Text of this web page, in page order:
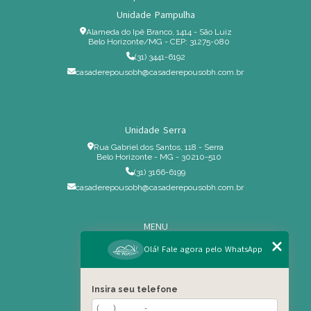
Unidade Pampulha
Alameda do Ipê Branco, 1414 - São Luiz
Belo Horizonte/MG - CEP: 31275-080
(31) 3441-6192
casaderepousobh@casaderepousobh.com.br
Unidade Serra
Rua Gabriel dos Santos, 118 - Serra
Belo Horizonte - MG - 30210-510
(31) 3166-6199
casaderepousobh@casaderepousobh.com.br
MENU
Home
Institucional
Serviços Especiais
Olá! Fale agora pelo WhatsApp
Insira seu telefone